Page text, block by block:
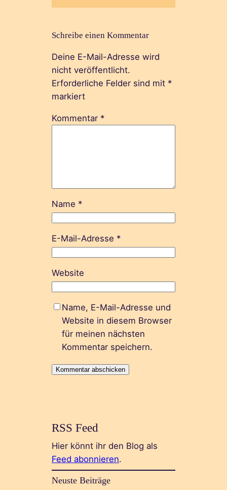
Schreibe einen Kommentar
Deine E-Mail-Adresse wird
nicht veröffentlicht.
Erforderliche Felder sind mit *
markiert
Kommentar *
Name *
E-Mail-Adresse *
Website
Name, E-Mail-Adresse und
Website in diesem Browser
für meinen nächsten
Kommentar speichern.
RSS Feed
Hier könnt ihr den Blog als
Feed abonnieren.
Neuste Beiträge